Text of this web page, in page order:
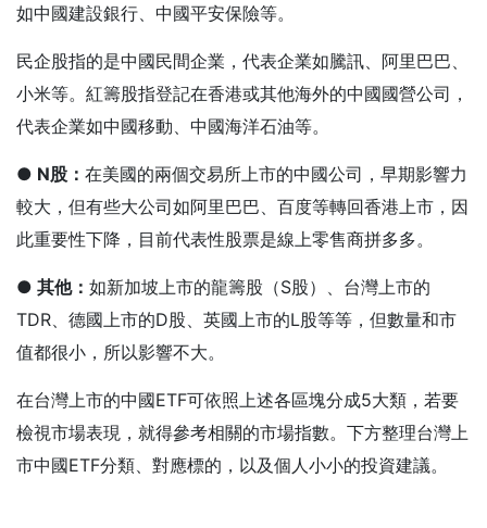
如中國建設銀行、中國平安保險等。
民企股指的是中國民間企業，代表企業如騰訊、阿里巴巴、
小米等。紅籌股指登記在香港或其他海外的中國國營公司，
代表企業如中國移動、中國海洋石油等。
● N股： 在美國的兩個交易所上市的中國公司，早期影響力
較大，但有些大公司如阿里巴巴、百度等轉回香港上市，因
此重要性下降，目前代表性股票是線上零售商拼多多。
● 其他： 如新加坡上市的龍籌股（S股）、台灣上市的
TDR、德國上市的D股、英國上市的L股等等，但數量和市
值都很小，所以影響不大。
在台灣上市的中國ETF可依照上述各區塊分成5大類，若要
檢視市場表現，就得參考相關的市場指數。下方整理台灣上
市中國ETF分類、對應標的，以及個人小小的投資建議。